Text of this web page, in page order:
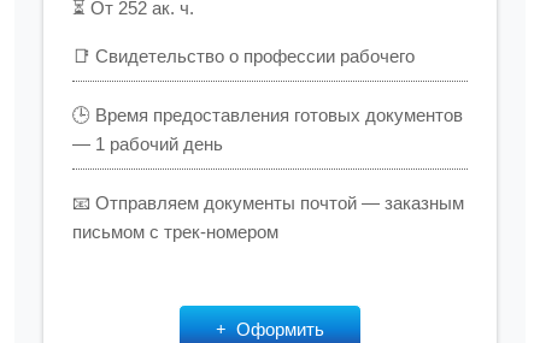
⏳ От 252 ак. ч.
📑 Свидетельство о профессии рабочего
🕒 Время предоставления готовых документов
— 1 рабочий день
📧 Отправляем документы почтой — заказным
письмом с трек-номером
Оформить